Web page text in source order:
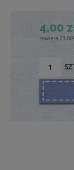
4,00
zawiera